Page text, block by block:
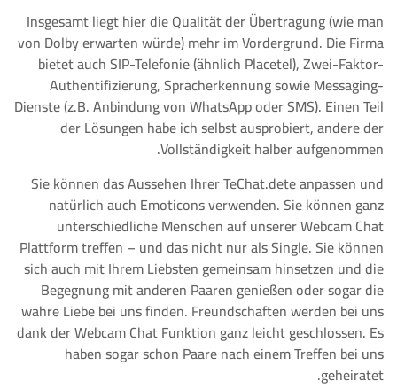
Insgesamt liegt hier die Qualität der Übertragung (wie man
von Dolby erwarten würde) mehr im Vordergrund. Die Firma
bietet auch SIP-Telefonie (ähnlich Placetel), Zwei-Faktor-
Authentifizierung, Spracherkennung sowie Messaging-
Dienste (z.B. Anbindung von WhatsApp oder SMS). Einen Teil
der Lösungen habe ich selbst ausprobiert, andere der
Vollständigkeit halber aufgenommen.
Sie können das Aussehen Ihrer TeChat.dete anpassen und
natürlich auch Emoticons verwenden. Sie können ganz
unterschiedliche Menschen auf unserer Webcam Chat
Plattform treffen – und das nicht nur als Single. Sie können
sich auch mit Ihrem Liebsten gemeinsam hinsetzen und die
Begegnung mit anderen Paaren genießen oder sogar die
wahre Liebe bei uns finden. Freundschaften werden bei uns
dank der Webcam Chat Funktion ganz leicht geschlossen. Es
haben sogar schon Paare nach einem Treffen bei uns
geheiratet.